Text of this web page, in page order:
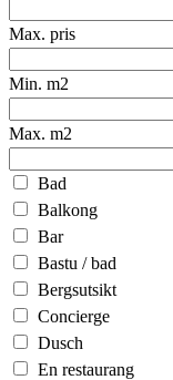
Max. pris
Min. m2
Max. m2
Bad
Balkong
Bar
Bastu / bad
Bergsutsikt
Concierge
Dusch
En restaurang